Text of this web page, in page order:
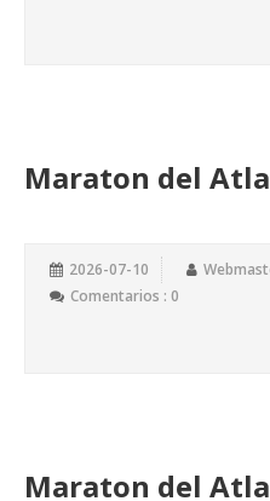
Maraton del
2026-07-10
Comentarios : 0
Maraton del